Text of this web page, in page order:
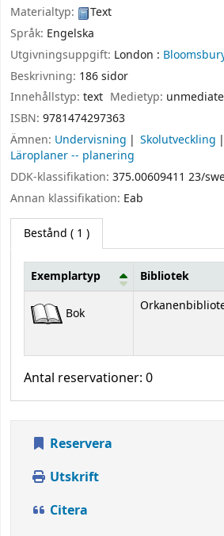
Materialtyp:
Text
Språk: Engelska
Utgivningsuppgift: London :
Beskrivning: 186 sidor
Innehållstyp: text Medietyp:
ISBN: 9781474297363
Ämnen: Undervisning Skolutveckling
Läroplaner -- planering
DDK-klassifikation: 375.00609411 23/
Annan klassifikation: Eab
Bestånd ( 1 )
Bestånd
Exemplartyp Bibliotek
Bok
Antal reservationer: 0
Reservera
Utskrift
Citera